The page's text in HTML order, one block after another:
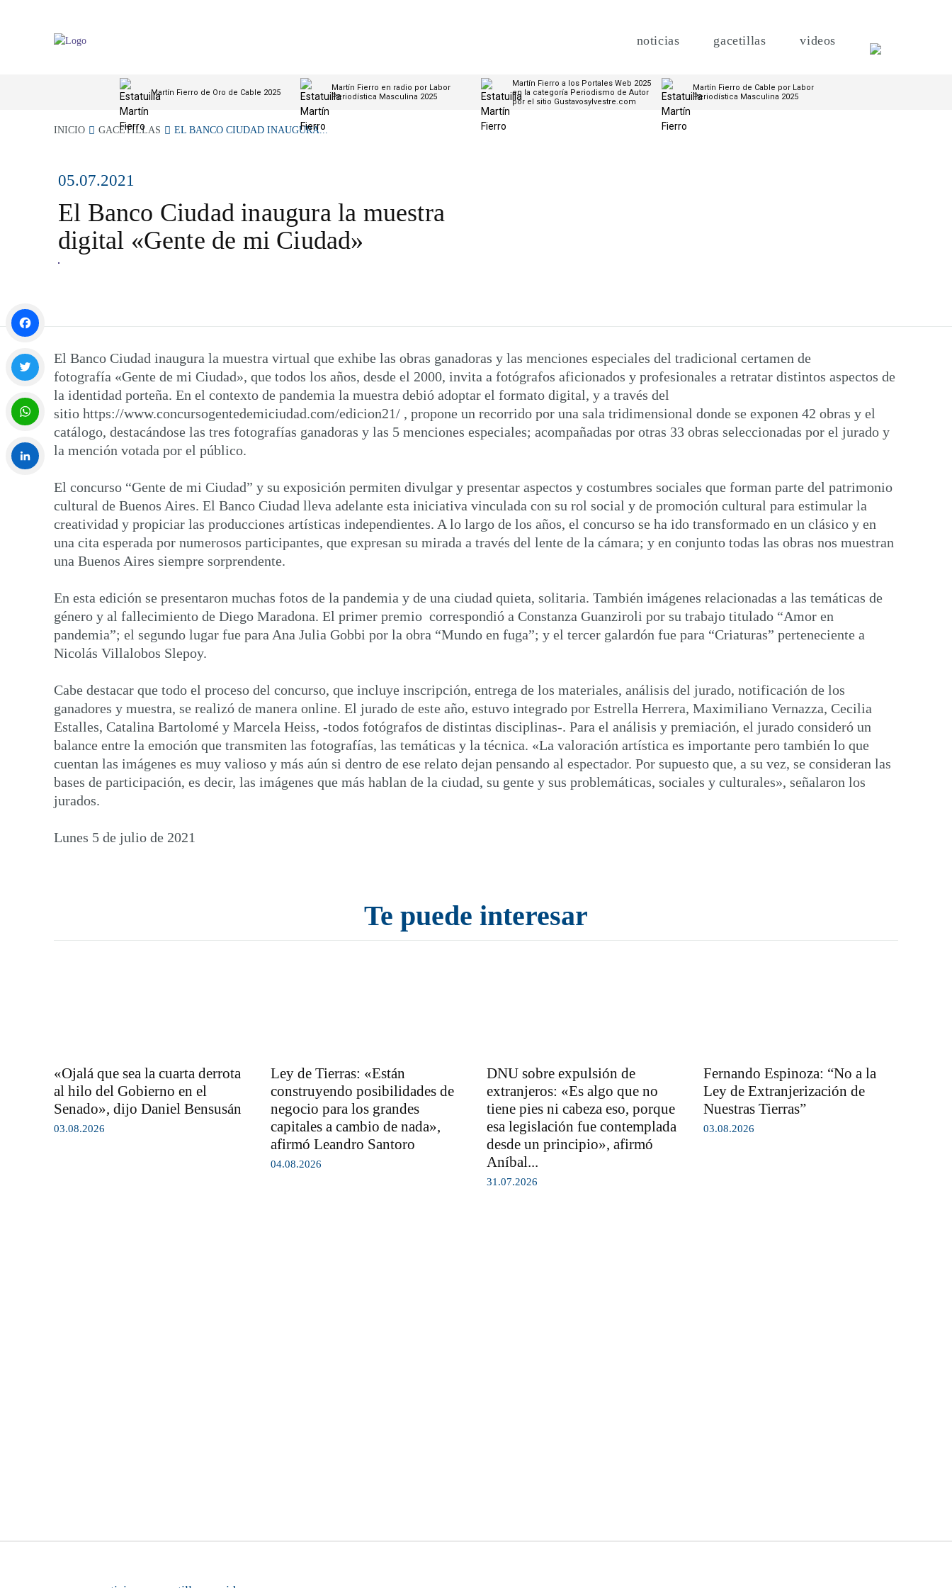
noticias gacetillas videos
Martín Fierro de Oro de Cable 2025
Martín Fierro en radio por Labor
Periodística Masculina 2025
Martín Fierro a los Portales Web 2025
en la categoría Periodismo de Autor
por el sitio Gustavosylvestre.com
Martín Fierro de Cable por Labor
Periodística Masculina 2025
INICIO GACETILLAS EL BANCO CIUDAD INAUGURA...
05.07.2021
El Banco Ciudad inaugura la muestra
digital «Gente de mi Ciudad»
El Banco Ciudad inaugura la muestra virtual que exhibe las obras ganadoras y las menciones especiales del tradicional certamen de
fotografía «Gente de mi Ciudad», que todos los años, desde el 2000, invita a fotógrafos aficionados y profesionales a retratar distintos aspectos de
la identidad porteña. En el contexto de pandemia la muestra debió adoptar el formato digital, y a través del
sitio https://www.concursogentedemiciudad.com/edicion21/ , propone un recorrido por una sala tridimensional donde se exponen 42 obras y el
catálogo, destacándose las tres fotografías ganadoras y las 5 menciones especiales; acompañadas por otras 33 obras seleccionadas por el jurado y
la mención votada por el público.
El concurso “Gente de mi Ciudad” y su exposición permiten divulgar y presentar aspectos y costumbres sociales que forman parte del patrimonio
cultural de Buenos Aires. El Banco Ciudad lleva adelante esta iniciativa vinculada con su rol social y de promoción cultural para estimular la
creatividad y propiciar las producciones artísticas independientes. A lo largo de los años, el concurso se ha ido transformado en un clásico y en
una cita esperada por numerosos participantes, que expresan su mirada a través del lente de la cámara; y en conjunto todas las obras nos muestran
una Buenos Aires siempre sorprendente.
En esta edición se presentaron muchas fotos de la pandemia y de una ciudad quieta, solitaria. También imágenes relacionadas a las temáticas de
género y al fallecimiento de Diego Maradona. El primer premio correspondió a Constanza Guanziroli por su trabajo titulado “Amor en
pandemia”; el segundo lugar fue para Ana Julia Gobbi por la obra “Mundo en fuga”; y el tercer galardón fue para “Criaturas” perteneciente a
Nicolás Villalobos Slepoy.
Cabe destacar que todo el proceso del concurso, que incluye inscripción, entrega de los materiales, análisis del jurado, notificación de los
ganadores y muestra, se realizó de manera online. El jurado de este año, estuvo integrado por Estrella Herrera, Maximiliano Vernazza, Cecilia
Estalles, Catalina Bartolomé y Marcela Heiss, -todos fotógrafos de distintas disciplinas-. Para el análisis y premiación, el jurado consideró un
balance entre la emoción que transmiten las fotografías, las temáticas y la técnica. «La valoración artística es importante pero también lo que
cuentan las imágenes es muy valioso y más aún si dentro de ese relato dejan pensando al espectador. Por supuesto que, a su vez, se consideran las
bases de participación, es decir, las imágenes que más hablan de la ciudad, su gente y sus problemáticas, sociales y culturales», señalaron los
jurados.
Lunes 5 de julio de 2021
Te puede interesar
«Ojalá que sea la cuarta derrota
al hilo del Gobierno en el
Senado», dijo Daniel Bensusán
03.08.2026
Ley de Tierras: «Están
construyendo posibilidades de
negocio para los grandes
capitales a cambio de nada»,
afirmó Leandro Santoro
04.08.2026
DNU sobre expulsión de
extranjeros: «Es algo que no
tiene pies ni cabeza eso, porque
esa legislación fue contemplada
desde un principio», afirmó
Aníbal...
31.07.2026
Fernando Espinoza: “No a la
Ley de Extranjerización de
Nuestras Tierras”
03.08.2026
Facebook
Twitter
WhatsApp